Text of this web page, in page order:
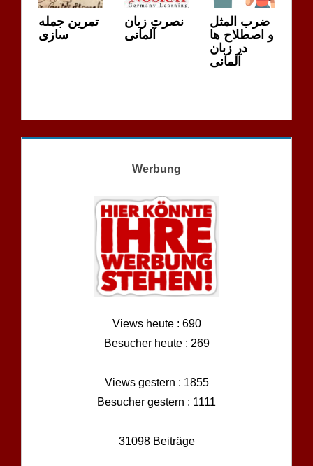
تمرین جمله
سازی
نصرت زبان
آلمانی
ضرب المثل
و اصطلاح ها
در زبان
آلمانی
Werbung
Views heute : 690
Besucher heute : 269
Views gestern : 1855
Besucher gestern : 1111
31098 Beiträge